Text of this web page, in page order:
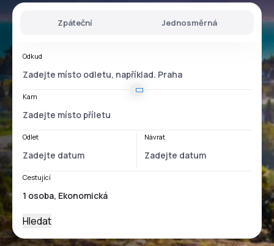
Zpáteční Jednosměrná
Odkud
Kam
Odlet Návrat
Cestující
Hledat